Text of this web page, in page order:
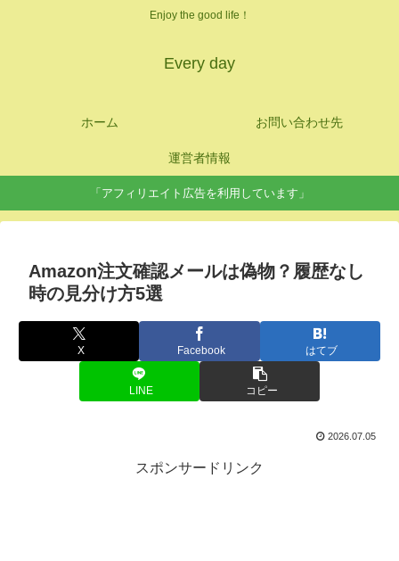
Enjoy the good life！
Every day
ホーム お問い合わせ先
運営者情報
「アフィリエイト広告を利用しています」
Amazon注文確認メールは偽物？履歴なし
時の見分け方5選
X Facebook はてブ
LINE コピー
2026.07.05
スポンサードリンク